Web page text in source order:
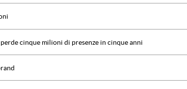
cinque milioni di presenze in cinque anni